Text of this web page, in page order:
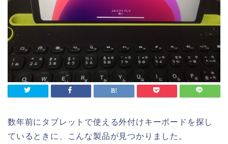
数年前にタブレットで使える外付けキーボードを探し
ているときに、こんな製品が見つかりました。